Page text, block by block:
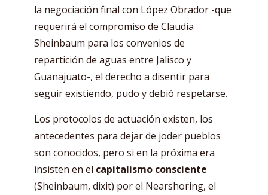
la negociación final con López Obrador -que
requerirá el compromiso de Claudia
Sheinbaum para los convenios de
repartición de aguas entre Jalisco y
Guanajuato-, el derecho a disentir para
seguir existiendo, pudo y debió respetarse.
Los protocolos de actuación existen, los
antecedentes para dejar de joder pueblos
son conocidos, pero si en la próxima era
insisten en el capitalismo consciente
(Sheinbaum, dixit) por el Nearshoring, el